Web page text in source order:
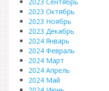
2023 Октябрь
2023 Ноябрь
2023 Декабрь
2024 Январь
2024 Февраль
2024 Март
2024 Апрель
2024 Май